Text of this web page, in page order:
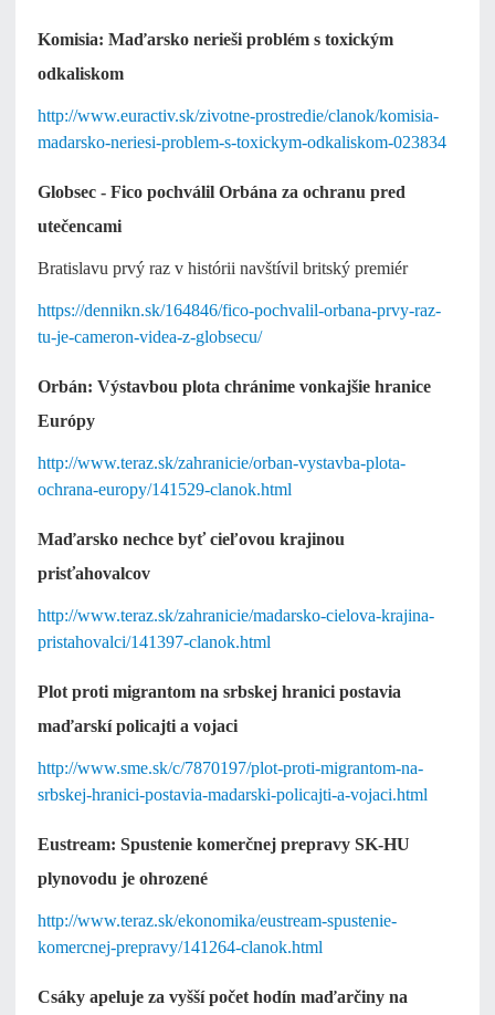
Komisia: Maďarsko nerieši problém s toxickým
odkaliskom
http://www.euractiv.sk/zivotne-prostredie/clanok/komisia-
madarsko-neriesi-problem-s-toxickym-odkaliskom-023834
Globsec - Fico pochválil Orbána za ochranu pred
utečencami
Bratislavu prvý raz v histórii navštívil britský premiér
https://dennikn.sk/164846/fico-pochvalil-orbana-prvy-raz-
tu-je-cameron-videa-z-globsecu/
Orbán: Výstavbou plota chránime vonkajšie hranice
Európy
http://www.teraz.sk/zahranicie/orban-vystavba-plota-
ochrana-europy/141529-clanok.html
Maďarsko nechce byť cieľovou krajinou
prisťahovalcov
http://www.teraz.sk/zahranicie/madarsko-cielova-krajina-
pristahovalci/141397-clanok.html
Plot proti migrantom na srbskej hranici postavia
maďarskí policajti a vojaci
http://www.sme.sk/c/7870197/plot-proti-migrantom-na-
srbskej-hranici-postavia-madarski-policajti-a-vojaci.html
Eustream: Spustenie komerčnej prepravy SK-HU
plynovodu je ohrozené
http://www.teraz.sk/ekonomika/eustream-spustenie-
komercnej-prepravy/141264-clanok.html
Csáky apeluje za vyšší počet hodín maďarčiny na